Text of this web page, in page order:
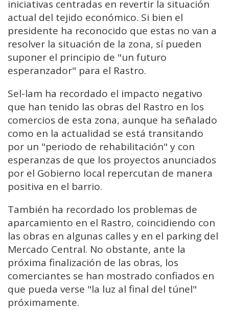
iniciativas centradas en revertir la situación
actual del tejido económico. Si bien el
presidente ha reconocido que estas no van a
resolver la situación de la zona, sí pueden
suponer el principio de "un futuro
esperanzador" para el Rastro.
Sel-lam ha recordado el impacto negativo
que han tenido las obras del Rastro en los
comercios de esta zona, aunque ha señalado
como en la actualidad se está transitando
por un "periodo de rehabilitación" y con
esperanzas de que los proyectos anunciados
por el Gobierno local repercutan de manera
positiva en el barrio.
También ha recordado los problemas de
aparcamiento en el Rastro, coincidiendo con
las obras en algunas calles y en el parking del
Mercado Central. No obstante, ante la
próxima finalización de las obras, los
comerciantes se han mostrado confiados en
que pueda verse "la luz al final del túnel"
próximamente.